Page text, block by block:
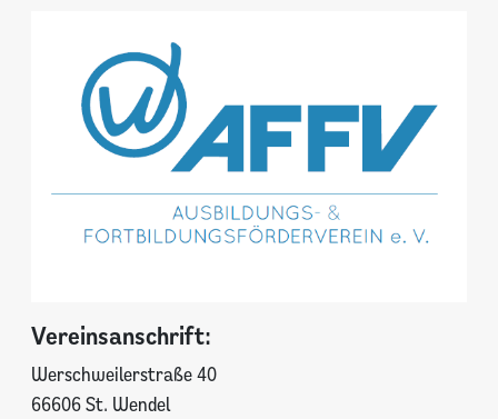
Vereinsanschrift:
Werschweilerstraße 40
66606 St. Wendel